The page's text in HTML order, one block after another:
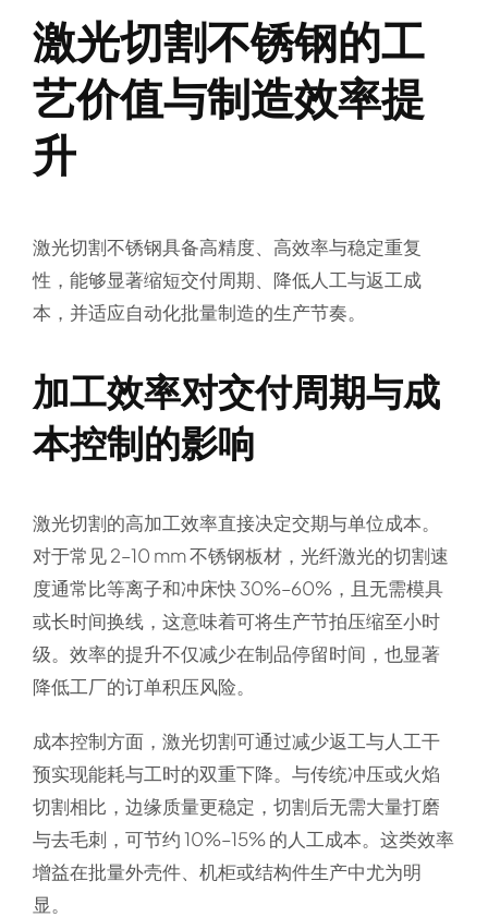
激光切割不锈钢的工
艺价值与制造效率提
升
激光切割不锈钢具备高精度、高效率与稳定重复
性，能够显著缩短交付周期、降低人工与返工成
本，并适应自动化批量制造的生产节奏。
加工效率对交付周期与成
本控制的影响
激光切割的高加工效率直接决定交期与单位成本。
对于常见 2–10 mm 不锈钢板材，光纤激光的切割速
度通常比等离子和冲床快 30%–60%，且无需模具
或长时间换线，这意味着可将生产节拍压缩至小时
级。效率的提升不仅减少在制品停留时间，也显著
降低工厂的订单积压风险。
成本控制方面，激光切割可通过减少返工与人工干
预实现能耗与工时的双重下降。与传统冲压或火焰
切割相比，边缘质量更稳定，切割后无需大量打磨
与去毛刺，可节约 10%–15% 的人工成本。这类效率
增益在批量外壳件、机柜或结构件生产中尤为明
显。